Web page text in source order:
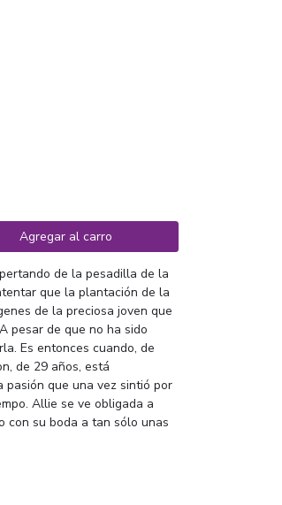
Agregar al carro
de la pesadilla de la
que la plantación de la
de la preciosa joven que
pesar de que no ha sido
Es entonces cuando, de
de 29 años, está
pasión que una vez sintió por
Allie se ve obligada a
con su boda a tan sólo unas